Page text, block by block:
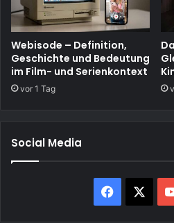
Webisode – Definition,
Geschichte und Bedeutung
im Film- und Serienkontext
vor 1 Tag
Social Media
Facebook